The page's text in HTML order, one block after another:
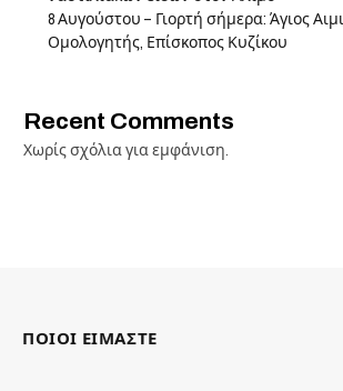
8 Αυγούστου – Γιορτή σήμερα: Άγιος
Ομολογητής, Επίσκοπος Κυζίκου
Recent Comments
Χωρίς σχόλια για εμφάνιση.
ΠΟΙΟΙ ΕΙΜΑΣΤΕ